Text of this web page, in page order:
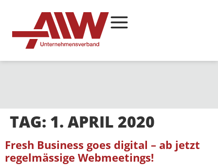
TAG: 1. APRIL 2020
Fresh Business goes digital – ab jetzt
regelmässige Webmeetings!